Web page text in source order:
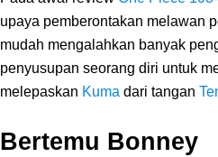
upaya pemberontakan melawan
mudah mengalahkan banyak
penyusupan seorang diri untuk
melepaskan Kuma dari tangan
Bertemu Bonney